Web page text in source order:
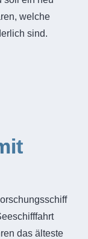
welche
sind.
das älteste